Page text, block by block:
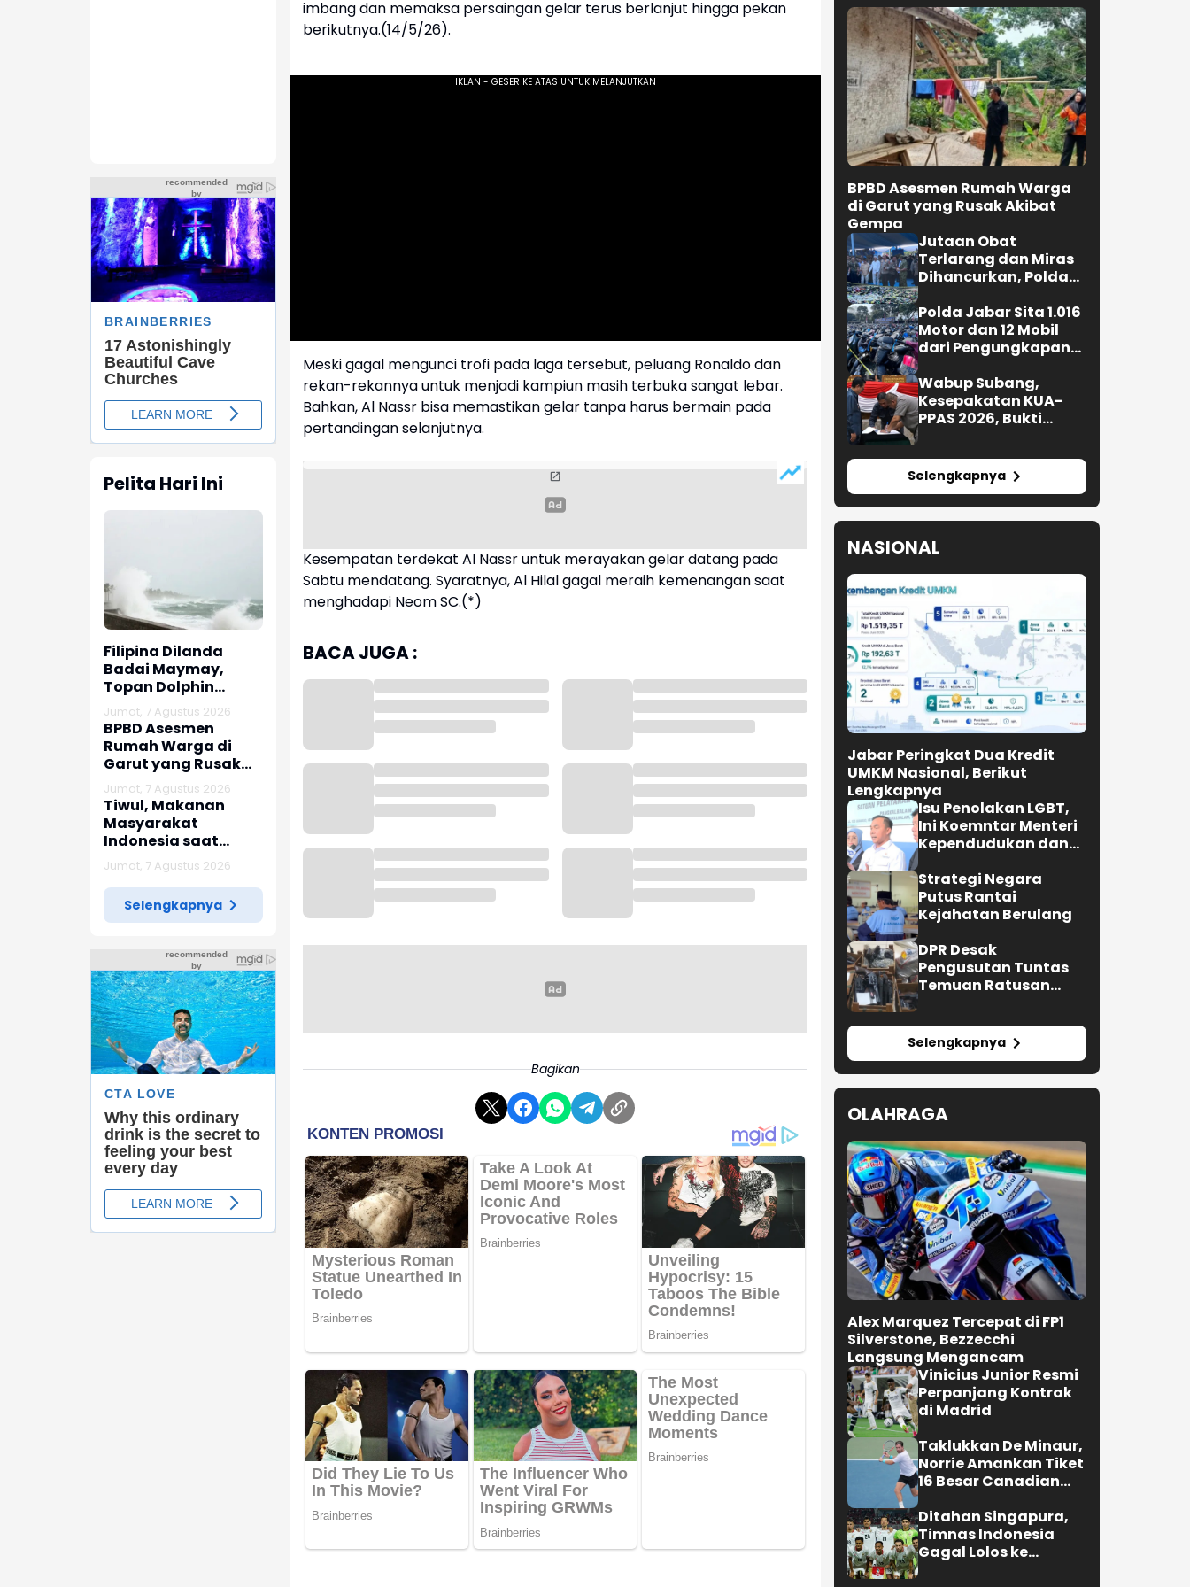
Pelita Hari Ini
Filipina Dilanda
Badai Maymay,
Topan Dolphin
Dekati Tiongkok dan
Taiwan
Jumat, 7 Agustus 2026
BPBD Asesmen
Rumah Warga di
Garut yang Rusak
Akibat Gempa
Jumat, 7 Agustus 2026
Tiwul, Makanan
Masyarakat
Indonesia saat
Penjajahan Jepang
Jumat, 7 Agustus 2026
Selengkapnya
imbang dan memaksa persaingan gelar terus berlanjut hingga pekan
berikutnya.(14/5/26).
Meski gagal mengunci trofi pada laga tersebut, peluang Ronaldo dan
rekan-rekannya untuk menjadi kampiun masih terbuka sangat lebar.
Bahkan, Al Nassr bisa memastikan gelar tanpa harus bermain pada
pertandingan selanjutnya.
Kesempatan terdekat Al Nassr untuk merayakan gelar datang pada
Sabtu mendatang. Syaratnya, Al Hilal gagal meraih kemenangan saat
menghadapi Neom SC.(*)
BACA JUGA :
Bagikan
BPBD Asesmen Rumah Warga
di Garut yang Rusak Akibat
Gempa
Jutaan Obat
Terlarang dan Miras
Dihancurkan, Polda
Tersangka
Polda Jabar Sita 1.016
Motor dan 12 Mobil
dari Pengungkapan
Wabup Subang,
Kesepakatan KUA-
PPAS 2026, Bukti
Selengkapnya
NASIONAL
Jabar Peringkat Dua Kredit
UMKM Nasional, Berikut
Lengkapnya
Isu Penolakan LGBT,
Ini Koemntar Menteri
Kependudukan dan
Keluarga
Strategi Negara
Putus Rantai
Kejahatan Berulang
DPR Desak
Pengusutan Tuntas
Temuan Ratusan
Selengkapnya
OLAHRAGA
Alex Marquez Tercepat di FP1
Silverstone, Bezzecchi
Langsung Mengancam
Vinicius Junior Resmi
Perpanjang Kontrak
di Madrid
Taklukkan De Minaur,
Norrie Amankan Tiket
16 Besar Canadian
Ditahan Singapura,
Timnas Indonesia
Gagal Lolos ke